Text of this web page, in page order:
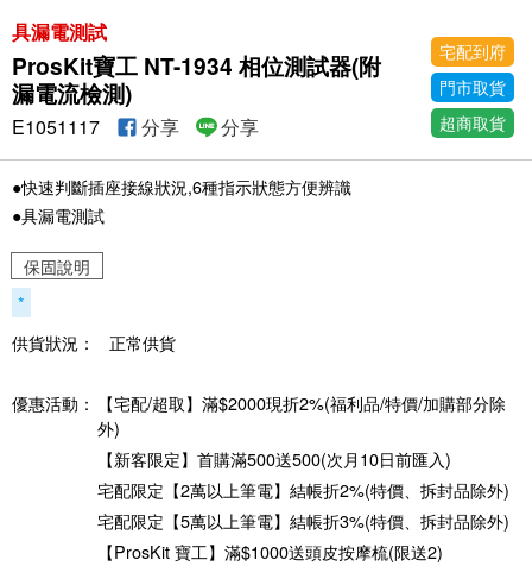
具漏電測試
ProsKit寶工 NT-1934 相位測試器(附
漏電流檢測)
宅配到府
門市取貨
超商取貨
E1051117 分享 分享
●快速判斷插座接線狀況,6種指示狀態方便辨識
●具漏電測試
保固說明
*
供貨狀況：
正常供貨
優惠活動：
【宅配/超取】滿$2000現折2%(福利品/特價/加購部分除
外)
【新客限定】首購滿500送500(次月10日前匯入)
宅配限定【2萬以上筆電】結帳折2%(特價、拆封品除外)
宅配限定【5萬以上筆電】結帳折3%(特價、拆封品除外)
【ProsKit 寶工】滿$1000送頭皮按摩梳(限送2)